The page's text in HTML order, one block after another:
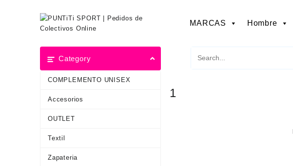
MARCAS Hombre
Category
COMPLEMENTO UNISEX
Accesorios
OUTLET
Textil
Zapateria
1